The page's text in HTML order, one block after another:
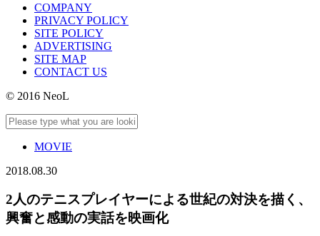
COMPANY
PRIVACY POLICY
SITE POLICY
ADVERTISING
SITE MAP
CONTACT US
© 2016 NeoL
MOVIE
2018.08.30
2人のテニスプレイヤーによる世紀の対決を描く、
興奮と感動の実話を映画化